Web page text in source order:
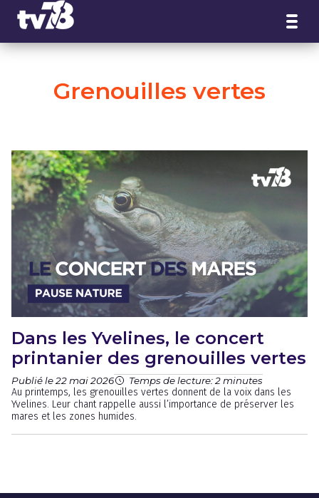
Grenouilles vertes
Dans les Yvelines, le concert
printanier des grenouilles vertes
Publié le 22 mai 2026 Temps de lecture: 2 minutes
Au printemps, les grenouilles vertes donnent de la voix dans les
Yvelines. Leur chant rappelle aussi l’importance de préserver les
mares et les zones humides.
Panneau de gestion des cookies